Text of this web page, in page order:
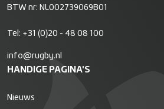
BTW nr: NL002739069B01
Tel: +31 (0)20 - 48 08 100
info@rugby.nl
HANDIGE PAGINA'S
Nieuws